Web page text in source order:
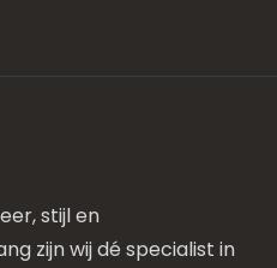
stijl en
zijn wij dé specialist in